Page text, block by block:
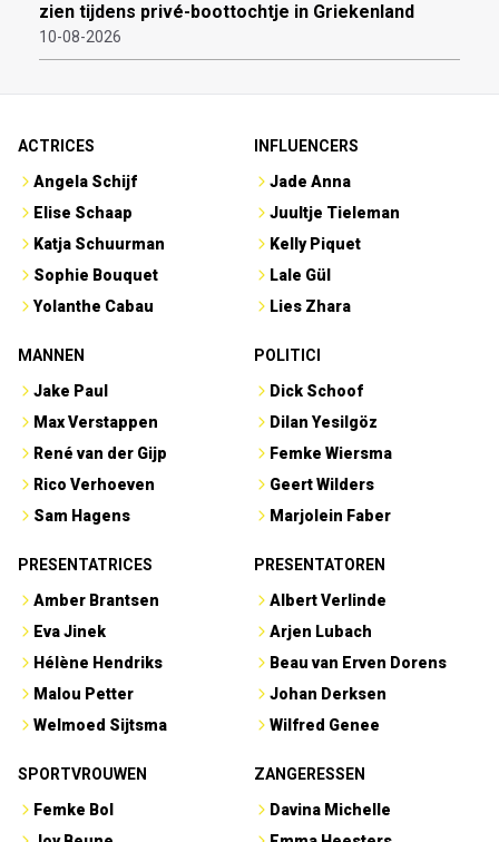
zien tijdens privé-boottochtje in Griekenland
10-08-2026
ACTRICES
Angela Schijf
Elise Schaap
Katja Schuurman
Sophie Bouquet
Yolanthe Cabau
INFLUENCERS
Jade Anna
Juultje Tieleman
Kelly Piquet
Lale Gül
Lies Zhara
MANNEN
Jake Paul
Max Verstappen
René van der Gijp
Rico Verhoeven
Sam Hagens
POLITICI
Dick Schoof
Dilan Yesilgöz
Femke Wiersma
Geert Wilders
Marjolein Faber
PRESENTATRICES
Amber Brantsen
Eva Jinek
Hélène Hendriks
Malou Petter
Welmoed Sijtsma
PRESENTATOREN
Albert Verlinde
Arjen Lubach
Beau van Erven Dorens
Johan Derksen
Wilfred Genee
SPORTVROUWEN
Femke Bol
ZANGERESSEN
Davina Michelle